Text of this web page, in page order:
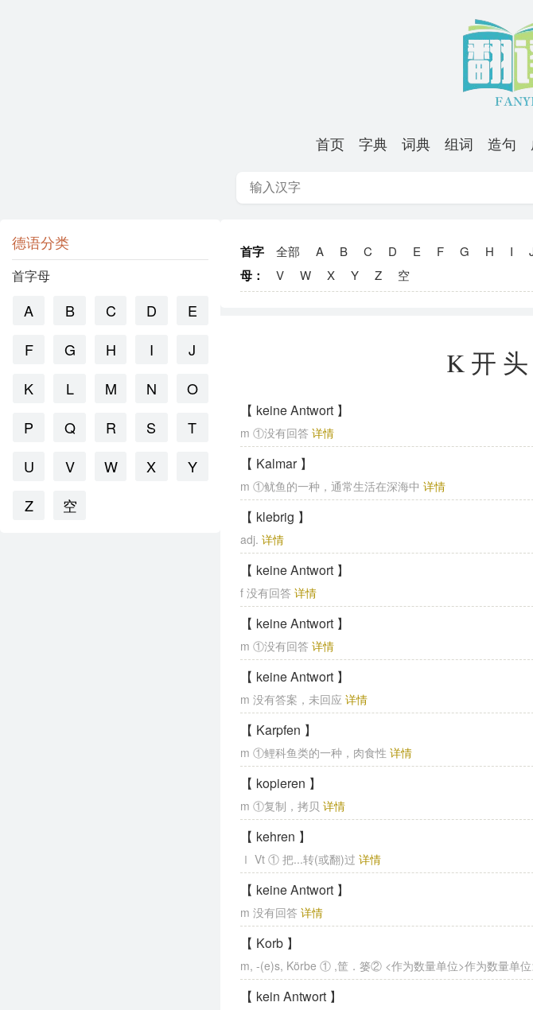
首页 字典 词典 组词 造句
德语分类
首字母
A B C D
E
F
G H I
J
K
L M N
O
P
Q R S
T
U
V W X
Y
Z
空
首字
母：
全部 A B C D E F G H I
V
W X Y Z 空
K开
【 keine Antwort 】
m ①没有回答详情
【 Kalmar 】
m ①鱿鱼的一种，通常生活在深海中详情
【 klebrig 】
adj.详情
【 keine Antwort 】
f 没有回答详情
【 keine Antwort 】
m ①没有回答详情
【 keine Antwort 】
m 没有答案，未回应详情
【 Karpfen 】
m ①鲤科鱼类的一种，肉食性详情
【 kopieren 】
m ①复制，拷贝详情
【 kehren 】
Ⅰ Vt ① 把...转(或翻)过详情
【 keine Antwort 】
m 没有回答详情
【 Korb 】
m, -(e)s, Körbe ① ,筐．篓② <作为数量单位>作为数量单
【 kein Antwort 】